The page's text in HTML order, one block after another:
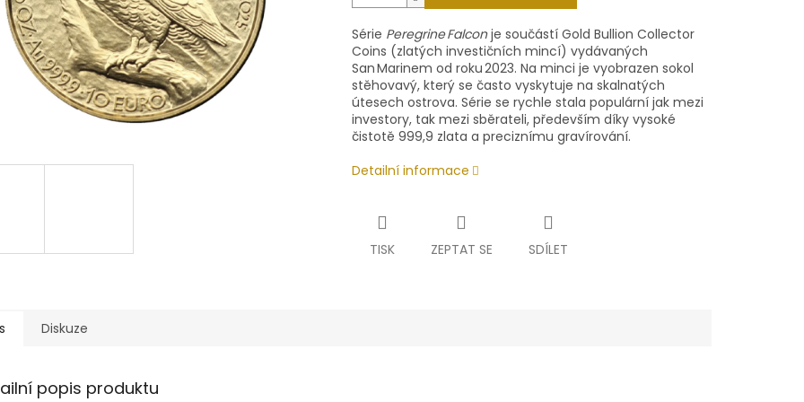
Série Peregrine Falconje součástí Gold Bullion Collector
Coins (zlatých investičních mincí) vydávaných
San Marinem od roku 2023. Na minci je vyobrazen sokol
stěhovavý, který se často vyskytuje na skalnatých
útesech ostrova. Série se rychle stala populární jak mezi
investory, tak mezi sběrateli, především díky vysoké
čistotě 999,9 zlata a preciznímu gravírování.
Detailní informace
TISK ZEPTAT SE SDÍLET
Diskuze
popis produktu